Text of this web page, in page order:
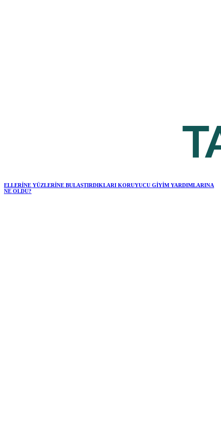
ELLERİNE YÜZLERİNE BULAŞTIRDIKLARI KORUYUCU GİYİM YARDIMLARINA
NE OLDU?